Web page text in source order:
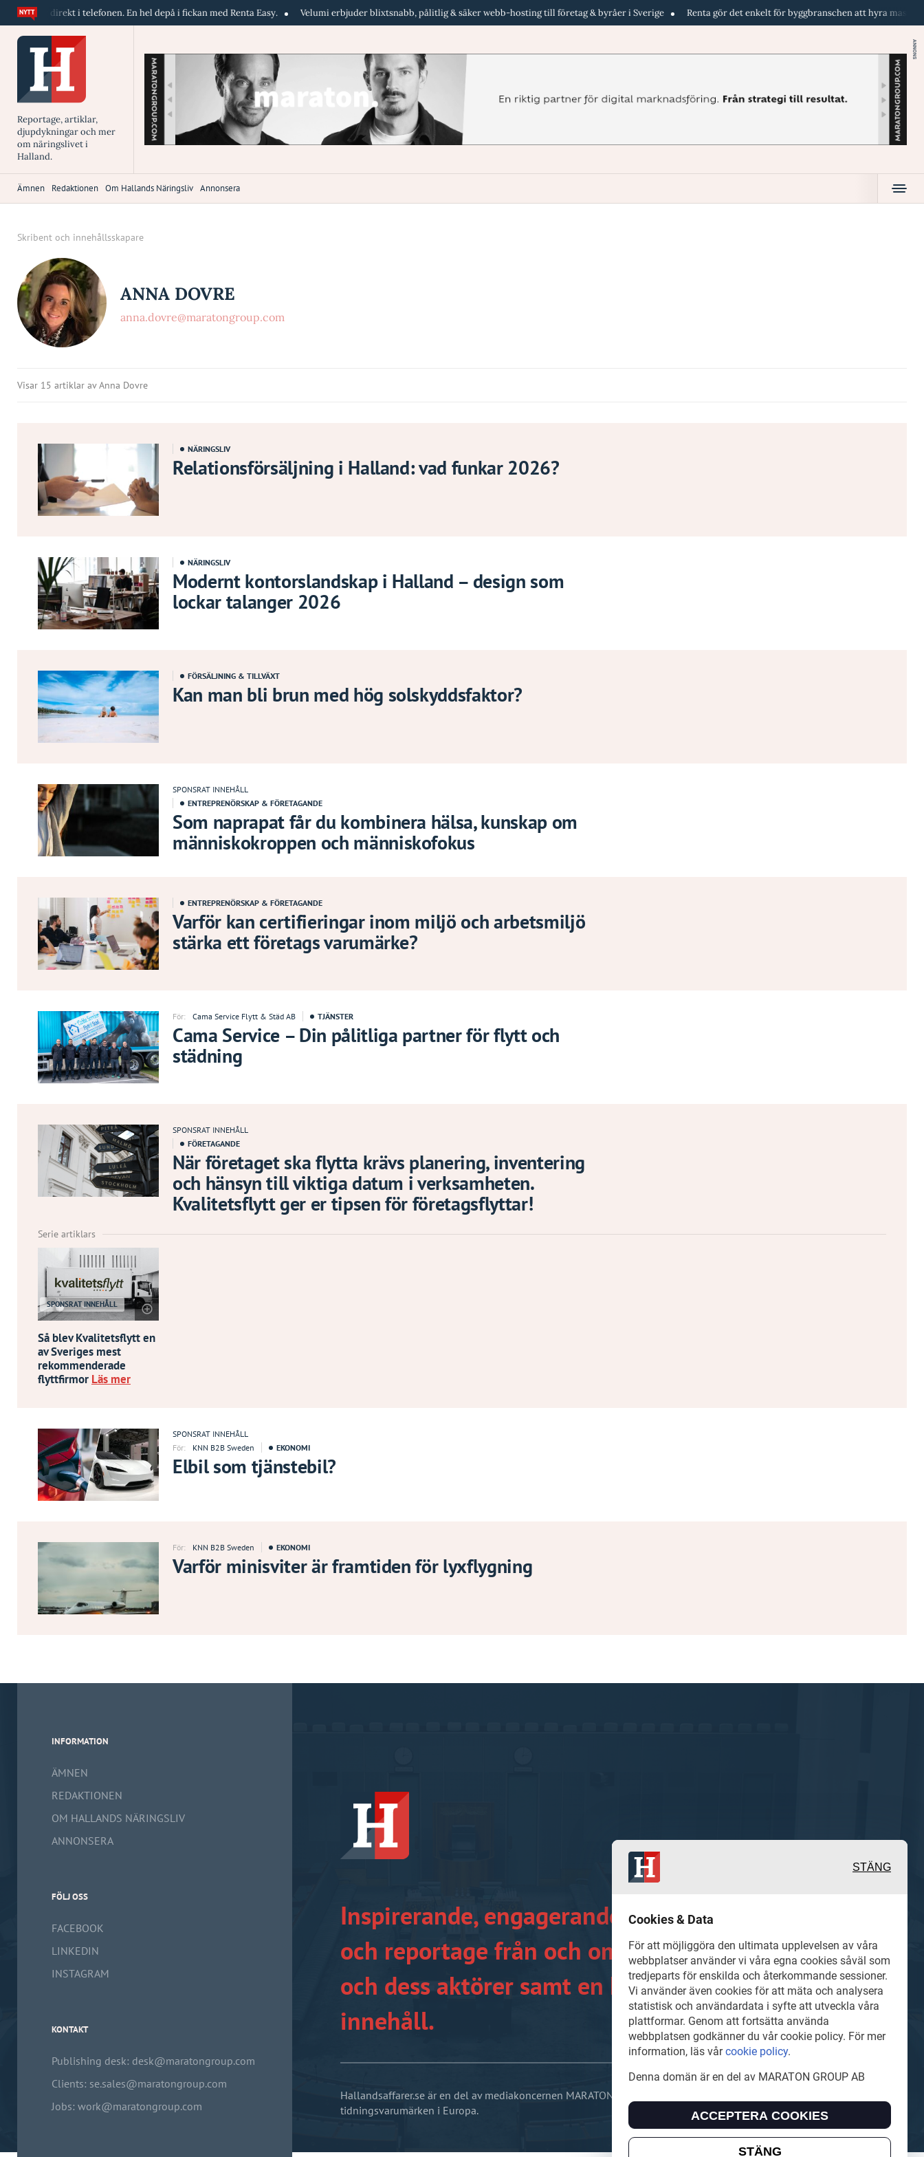
i telefonen. En hel depå i fickan med Renta Easy. Velumi erbjuder blixtsnabb, pålitlig & säker webb-hosting till företag & byråer i Sverige Renta gör det enkelt för byggbranschen att hyra maskiner direkt i
Reportage, artiklar,
djupdykningar och mer
om näringslivet i
Halland.
ANNONS
Ämnen Redaktionen Om Hallands Näringsliv Annonsera
Skribent och innehållsskapare
ANNA DOVRE
anna.dovre@maratongroup.com
Visar 15 artiklar av Anna Dovre
NÄRINGSLIV
Relationsförsäljning i Halland: vad funkar 2026?
NÄRINGSLIV
Modernt kontorslandskap i Halland – design som
lockar talanger 2026
FÖRSÄLJNING & TILLVÄXT
Kan man bli brun med hög solskyddsfaktor?
SPONSRAT INNEHÅLL
ENTREPRENÖRSKAP & FÖRETAGANDE
Som naprapat får du kombinera hälsa, kunskap om
människokroppen och människofokus
ENTREPRENÖRSKAP & FÖRETAGANDE
Varför kan certifieringar inom miljö och arbetsmiljö
stärka ett företags varumärke?
För: Cama Service Flytt & Städ AB TJÄNSTER
Cama Service – Din pålitliga partner för flytt och
städning
SPONSRAT INNEHÅLL
FÖRETAGANDE
När företaget ska flytta krävs planering, inventering
och hänsyn till viktiga datum i verksamheten.
Kvalitetsflytt ger er tipsen för företagsflyttar!
Serie artiklars
SPONSRAT INNEHÅLL
Så blev Kvalitetsflytt en
av Sveriges mest
rekommenderade
flyttfirmor Läs mer
SPONSRAT INNEHÅLL
För:
KNN B2B Sweden EKONOMI
Elbil som tjänstebil?
För: KNN B2B Sweden EKONOMI
Varför minisviter är framtiden för lyxflygning
INFORMATION
ÄMNEN
REDAKTIONEN
OM HALLANDS NÄRINGSLIV
ANNONSERA
FÖLJ OSS
FACEBOOK
LINKEDIN
INSTAGRAM
KONTAKT
Publishing desk: desk@maratongroup.com
Clients: se.sales@maratongroup.com
Jobs: work@maratongroup.com
Inspirerande, engagerande och värdefulla berättelser
och reportage från och om det lokala näringslivet
och dess aktörer samt en hel del annan läsvärt
innehåll.
Hallandsaffarer.se är en del av mediakoncernen MARATON GROUP AB som äger och förvaltar digitala
tidningsvarumärken i Europa.
STÄNG
Cookies & Data
För att möjliggöra den ultimata upplevelsen av våra
webbplatser använder vi våra egna cookies såväl som
tredjeparts för enskilda och återkommande sessioner.
Vi använder även cookies för att mäta och analysera
statistisk och användardata i syfte att utveckla våra
plattformar. Genom att fortsätta använda
webbplatsen godkänner du vår cookie policy. För mer
information, läs vårcookie policy.
Denna domän är en del av MARATON GROUP AB
ACCEPTERA COOKIES
STÄNG